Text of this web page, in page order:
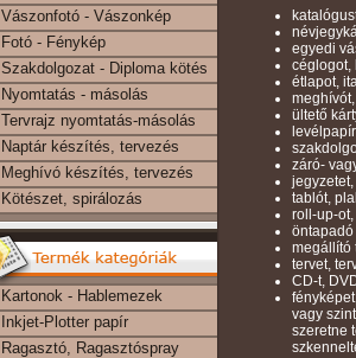
Vászonfotó - Vászonkép
Fotó - Fénykép
Szakdolgozat - Diploma kötés
Nyomtatás - másolás
Tervrajz nyomtatás-másolás
Naptár készítés, tervezés
Meghívó készítés, tervezés
Kötészet, spirálozás
Kartonok - Hablemezek
Inkjet-Plotter papír
Ragasztó, Ragasztóspray
egyedi
céglogot,
étlapot,
ültető
záró-
tablót,
roll-up-
öntapadó
megállító
tervet,
CD-t,
vagy
szeretne